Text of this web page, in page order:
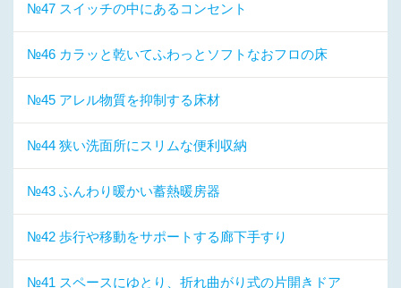
№47 スイッチの中にあるコンセント
№46 カラッと乾いてふわっとソフトなおフロの床
№45 アレル物質を抑制する床材
№44 狭い洗面所にスリムな便利収納
№43 ふんわり暖かい蓄熱暖房器
№42 歩行や移動をサポートする廊下手すり
№41 スペースにゆとり、折れ曲がり式の片開きドア